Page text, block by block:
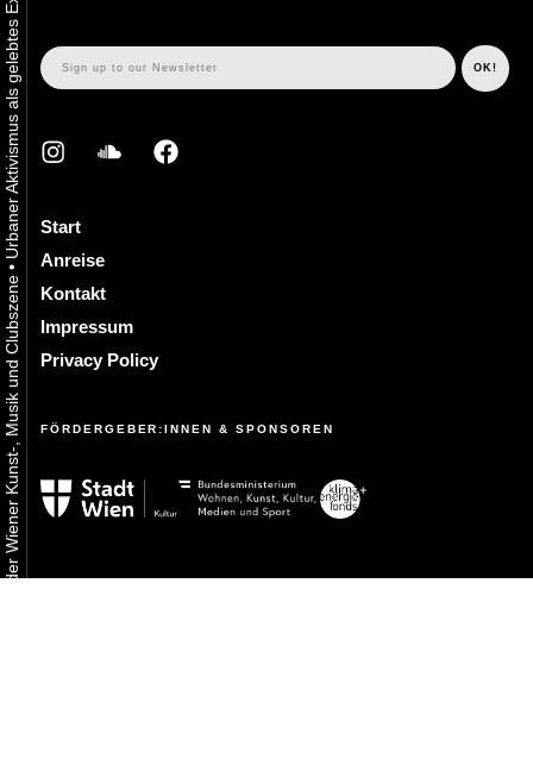
Urbaner Aktivismus als gelebtes Experiment in der Wiener Kunst-, Musik und Clubszene
•
Start
Anreise
Kontakt
Impressum
Privacy Policy
FÖRDERGEBER:INNEN & SPONSOREN